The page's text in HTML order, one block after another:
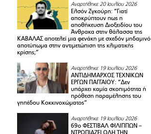
Αναρτήθηκε 20 Ιουλίου 2026
Ελσόν Ζγκούρη: “Γιατί
αποκρύπτουν πως η
αποθήκευση Διοξειδίου του
Άνθρακα στην θάλασσα της
ΚΑΒΑΛΑΣ αποτελεί μια φενάκη με σχεδόν μηδαμινό
αποτύπωμα στην αντιμετώπιση της κλιματικής
κρίσης;”
Αναρτήθηκε 19 Ιουλίου 2026
ΑΝΤΙΔΗΜΑΡΧΟΣ ΤΕΧΝΙΚΩΝ
ΕΡΓΩΝ ΠΑΓΓΑΙΟΥ: “Δεν
υπάρχει καμία σκοπιμότητα ή
πρόθεση παραμέλησης του
γηπέδου Κοκκινοχώματος”
Αναρτήθηκε 19 Ιουλίου 2026
69ο ΦΕΣΤΙΒΑΛ ΦΙΛΙΠΠΩΝ –
ΝΤΡΟΠΙΑΖΕΙ ΟΛΗ ΤΗΝ